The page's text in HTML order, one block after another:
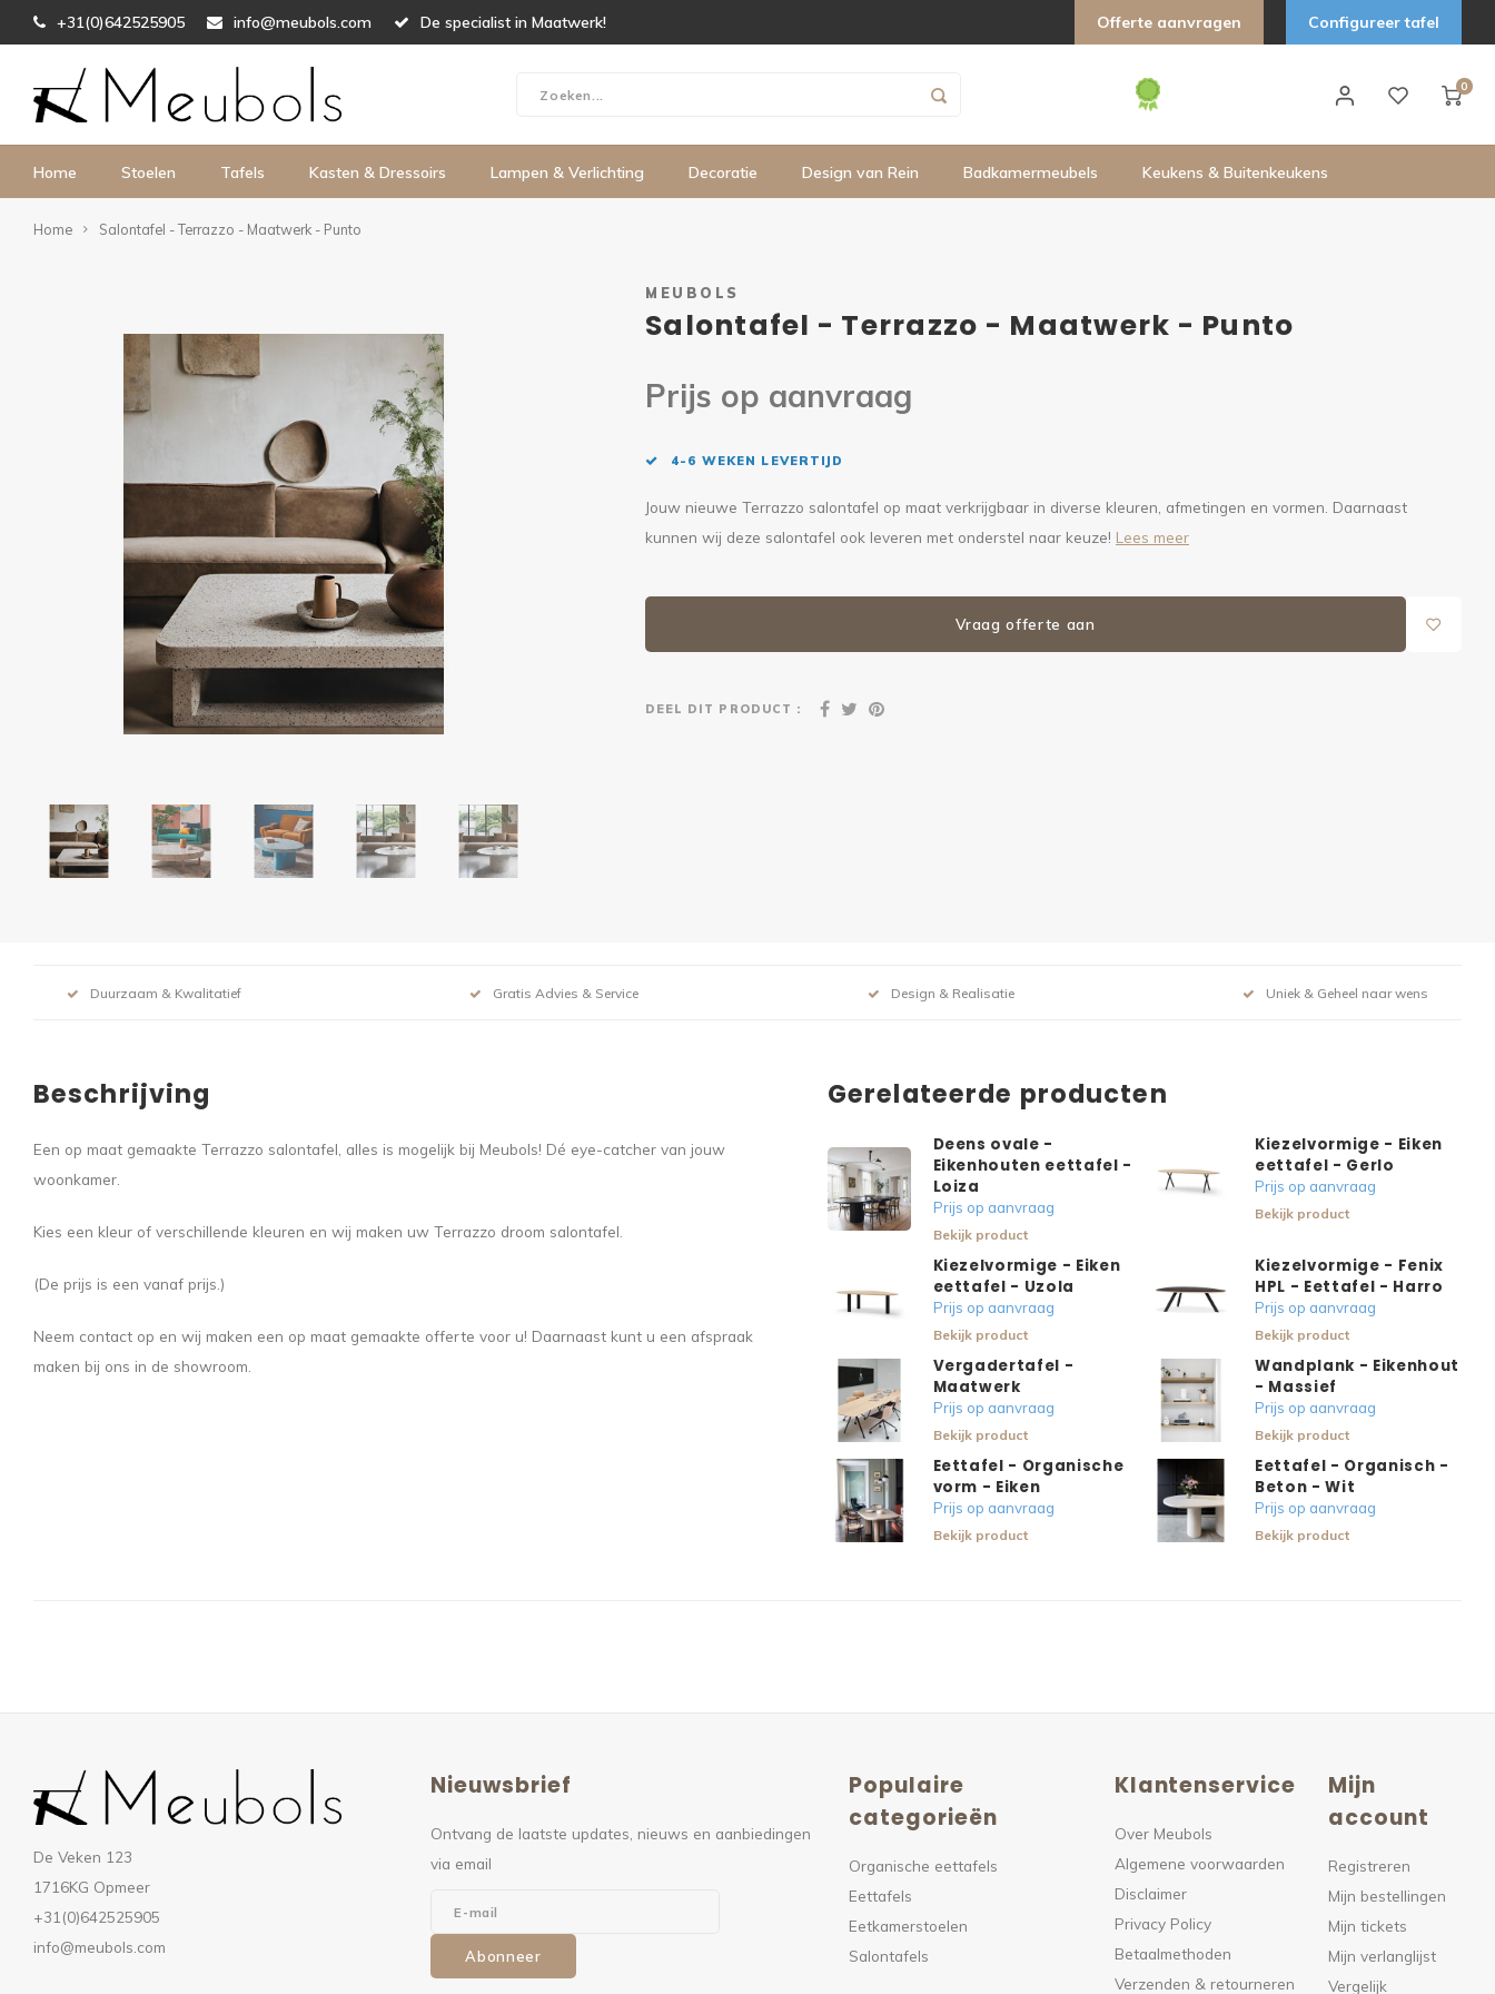
+31(0)642525905 info@meubols.com De specialist in Maatwerk! Offerte aanvragen Configureer tafel
0
Home Stoelen Tafels Kasten & Dressoirs Lampen & Verlichting Decoratie Design van Rein Badkamermeubels Keukens & Buitenkeukens
Home Salontafel - Terrazzo - Maatwerk - Punto
MEUBOLS
Salontafel - Terrazzo - Maatwerk - Punto
Prijs op aanvraag
4-6 WEKEN LEVERTIJD
Jouw nieuwe Terrazzo salontafel op maat verkrijgbaar in diverse kleuren, afmetingen en vormen. Daarnaast
kunnen wij deze salontafel ook leveren met onderstel naar keuze! Lees meer
Vraag offerte aan
DEEL DIT PRODUCT :
Duurzaam & Kwalitatief Gratis Advies & Service Design & Realisatie Uniek & Geheel naar wens
Beschrijving
Een op maat gemaakte Terrazzo salontafel, alles is mogelijk bij Meubols! Dé eye-catcher van jouw
woonkamer.
Kies een kleur of verschillende kleuren en wij maken uw Terrazzo droom salontafel.
(De prijs is een vanaf prijs.)
Neem contact op en wij maken een op maat gemaakte offerte voor u! Daarnaast kunt u een afspraak
maken bij ons in de showroom.
Gerelateerde producten
Deens ovale -
Eikenhouten eettafel -
Loiza
Prijs op aanvraag
Bekijk product
Kiezelvormige - Eiken
eettafel - Gerlo
Prijs op aanvraag
Bekijk product
Kiezelvormige - Eiken
eettafel - Uzola
Prijs op aanvraag
Bekijk product
Kiezelvormige - Fenix
HPL - Eettafel - Harro
Prijs op aanvraag
Bekijk product
Vergadertafel -
Maatwerk
Prijs op aanvraag
Bekijk product
Wandplank - Eikenhout
- Massief
Prijs op aanvraag
Bekijk product
Eettafel - Organische
vorm - Eiken
Prijs op aanvraag
Bekijk product
Eettafel - Organisch -
Beton - Wit
Prijs op aanvraag
Bekijk product
De Veken 123
1716KG Opmeer
+31(0)642525905
info@meubols.com
Nieuwsbrief
Ontvang de laatste updates, nieuws en aanbiedingen
via email
Abonneer
Populaire
categorieën
Organische eettafels
Eettafels
Eetkamerstoelen
Salontafels
Klantenservice
Over Meubols
Algemene voorwaarden
Disclaimer
Privacy Policy
Betaalmethoden
Verzenden & retourneren
Mijn
account
Registreren
Mijn bestellingen
Mijn tickets
Mijn verlanglijst
Vergelijk